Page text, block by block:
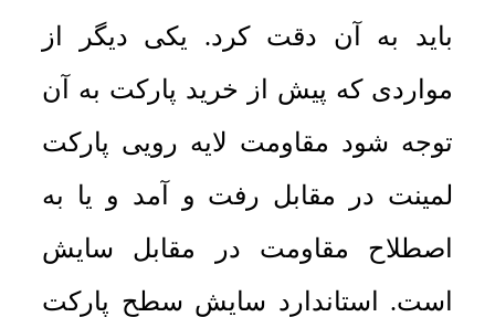
باید به آن دقت کرد. یکی دیگر از
مواردی که پیش از خرید پارکت به آن
توجه شود مقاومت لایه رویی پارکت
لمینت در مقابل رفت و آمد و یا به
اصطلاح مقاومت در مقابل سایش
است. استاندارد سایش سطح پارکت